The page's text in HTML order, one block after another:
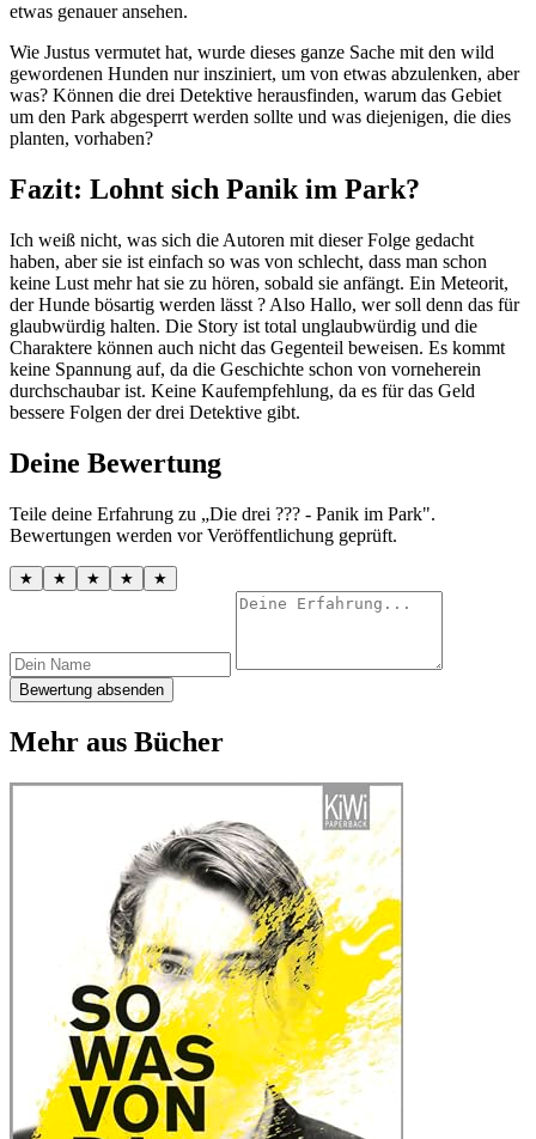
etwas genauer ansehen.
Wie Justus vermutet hat, wurde dieses ganze Sache mit den wild
gewordenen Hunden nur insziniert, um von etwas abzulenken, aber
was? Können die drei Detektive herausfinden, warum das Gebiet
um den Park abgesperrt werden sollte und was diejenigen, die dies
planten, vorhaben?
Fazit: Lohnt sich Panik im Park?
Ich weiß nicht, was sich die Autoren mit dieser Folge gedacht
haben, aber sie ist einfach so was von schlecht, dass man schon
keine Lust mehr hat sie zu hören, sobald sie anfängt. Ein Meteorit,
der Hunde bösartig werden lässt ? Also Hallo, wer soll denn das für
glaubwürdig halten. Die Story ist total unglaubwürdig und die
Charaktere können auch nicht das Gegenteil beweisen. Es kommt
keine Spannung auf, da die Geschichte schon von vorneherein
durchschaubar ist. Keine Kaufempfehlung, da es für das Geld
bessere Folgen der drei Detektive gibt.
Deine Bewertung
Teile deine Erfahrung zu „Die drei ??? - Panik im Park".
Bewertungen werden vor Veröffentlichung geprüft.
★ ★ ★ ★ ★
Bewertung absenden
Mehr aus Bücher